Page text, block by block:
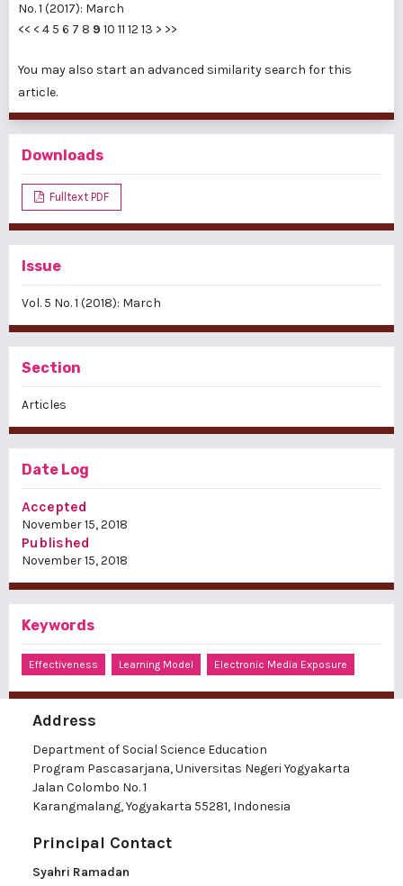
No. 1 (2017): March
<< < 4 5 6 7 8 9 10 11 12 13 > >>
You may also start an advanced similarity search for this
article.
Downloads
Fulltext PDF
Issue
Vol. 5 No. 1 (2018): March
Section
Articles
Date Log
Accepted
November 15, 2018
Published
November 15, 2018
Keywords
Effectiveness Learning Model Electronic Media Exposure
Address
Department of Social Science Education
Program Pascasarjana, Universitas Negeri Yogyakarta
Jalan Colombo No. 1
Karangmalang, Yogyakarta 55281, Indonesia
Principal Contact
Syahri Ramadan